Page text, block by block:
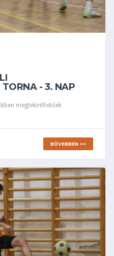
- 3. NAP
megtekinthetőek
BŐVEBBEN >>